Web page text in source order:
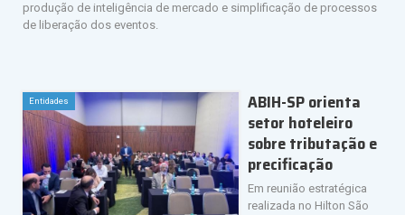
produção de inteligência de mercado e simplificação de processos
de liberação dos eventos.
Entidades
ABIH-SP orienta
setor hoteleiro
sobre tributação e
precificação
Em reunião estratégica
realizada no Hilton São